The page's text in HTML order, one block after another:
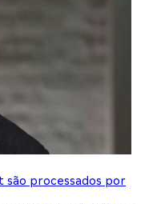
são processados por